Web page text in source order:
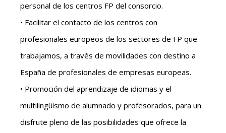
personal de los centros FP del consorcio.
• Facilitar el contacto de los centros con
profesionales europeos de los sectores de FP que
trabajamos, a través de movilidades con destino a
España de profesionales de empresas europeas.
• Promoción del aprendizaje de idiomas y el
multilingüismo de alumnado y profesorados, para un
disfrute pleno de las posibilidades que ofrece la